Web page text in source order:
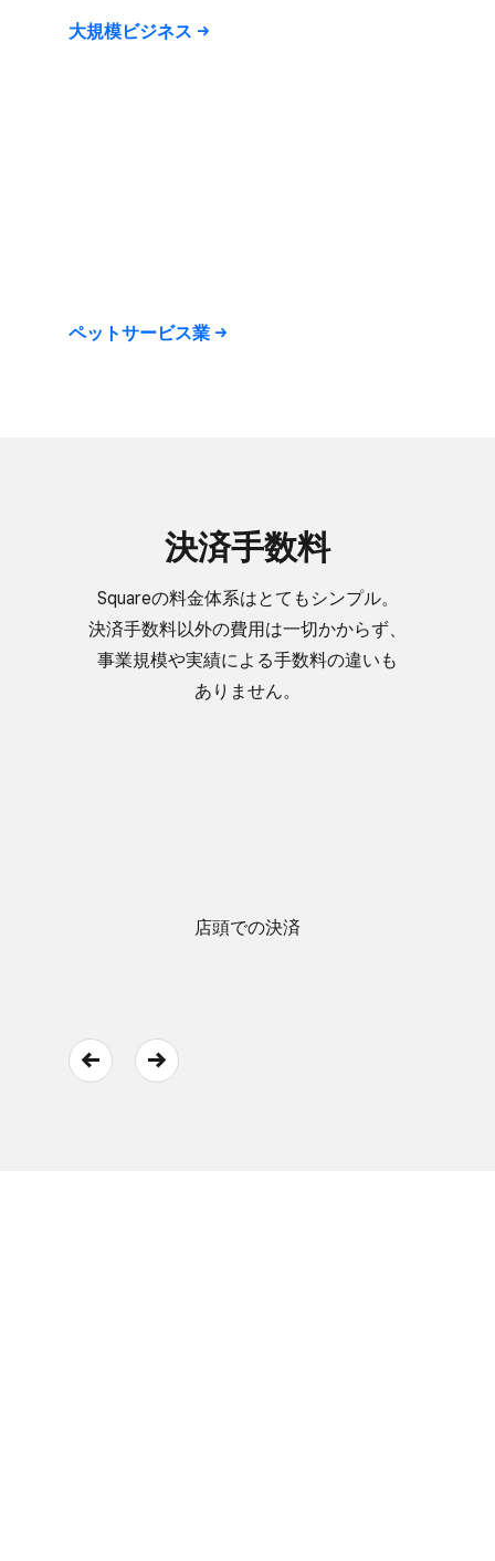
大規模ビジネス
ペットサービス業
決済手数料
Squareの​料金体系は​とても​シンプル。​
決済手数料以外の​費用は​一切かからず、​
事業規模や​実績に​よる​手数料の​違いも​
ありません。
店頭での​決済